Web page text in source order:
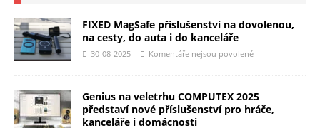
FIXED MagSafe příslušenství na dovolenou,
na cesty, do auta i do kanceláře
30-08-2025 Komentáře nejsou povolené
Genius na veletrhu COMPUTEX 2025
představí nové příslušenství pro hráče,
kanceláře i domácnosti